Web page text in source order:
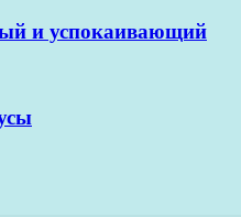
и успокаивающий